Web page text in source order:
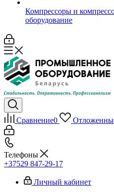
Компрессоры и
оборудование
Сравнение0
Телефоны
+37529 847-29-17‬
Личный кабинет